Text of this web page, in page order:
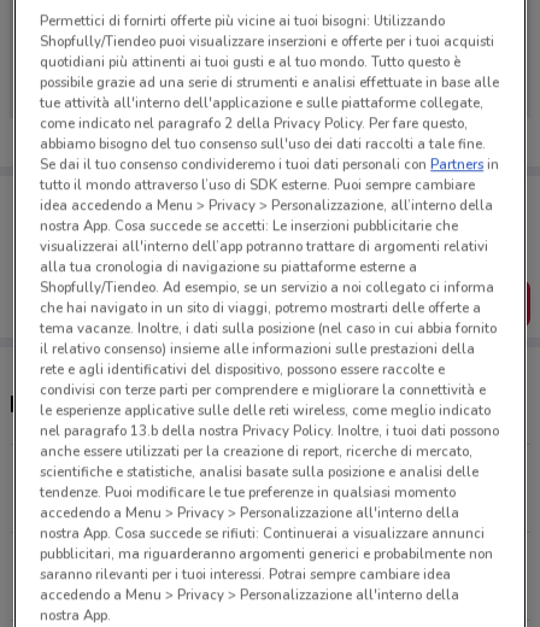
Ci dispiace, al momento non abbiamo pubblicato
volantini nella tua zona. Riprova più tardi.
Porta DoveConviene sempre con te!
Puoi trovare le migliori offerte dei negozi vicino a te,
salvarle e creare la tua lista del risparmio, comodamente
dal tuo cellulare.
SCARICA L’APP
Negozi Eni a Collegno
C.so Allamano Rivoli
2.5 km
Strada Com.le To/susa Pianezza
2.5 km
Permettici di fornirti offerte più vicine ai tuoi bisogni: Utilizzando
Shopfully/Tiendeo puoi visualizzare inserzioni e offerte per i tuoi acquisti
quotidiani più attinenti ai tuoi gusti e al tuo mondo. Tutto questo è
possibile grazie ad una serie di strumenti e analisi effettuate in base alle
tue attività all'interno dell'applicazione e sulle piattaforme collegate,
come indicato nel paragrafo 2 della Privacy Policy. Per fare questo,
abbiamo bisogno del tuo consenso sull'uso dei dati raccolti a tale fine.
Se dai il tuo consenso condivideremo i tuoi dati personali conPartnersin
tutto il mondo attraverso l’uso di SDK esterne. Puoi sempre cambiare
idea accedendo a Menu > Privacy > Personalizzazione, all’interno della
nostra App. Cosa succede se accetti: Le inserzioni pubblicitarie che
visualizzerai all'interno dell’app potranno trattare di argomenti relativi
alla tua cronologia di navigazione su piattaforme esterne a
Shopfully/Tiendeo. Ad esempio, se un servizio a noi collegato ci informa
che hai navigato in un sito di viaggi, potremo mostrarti delle offerte a
tema vacanze. Inoltre, i dati sulla posizione (nel caso in cui abbia fornito
il relativo consenso) insieme alle informazioni sulle prestazioni della
rete e agli identificativi del dispositivo, possono essere raccolte e
condivisi con terze parti per comprendere e migliorare la connettività e
le esperienze applicative sulle delle reti wireless, come meglio indicato
nel paragrafo 13.b della nostra Privacy Policy. Inoltre, i tuoi dati possono
anche essere utilizzati per la creazione di report, ricerche di mercato,
scientifiche e statistiche, analisi basate sulla posizione e analisi delle
tendenze. Puoi modificare le tue preferenze in qualsiasi momento
accedendo a Menu > Privacy > Personalizzazione all'interno della
nostra App. Cosa succede se rifiuti: Continuerai a visualizzare annunci
pubblicitari, ma riguarderanno argomenti generici e probabilmente non
saranno rilevanti per i tuoi interessi. Potrai sempre cambiare idea
accedendo a Menu > Privacy > Personalizzazione all'interno della
nostra App.